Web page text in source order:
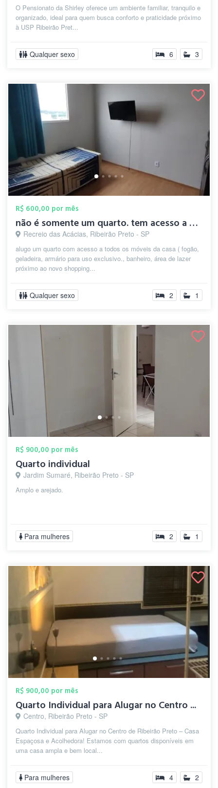
O Pensionato da Shirley oferece um ambiente familiar, tranquilo e
organizado, ideal para quem busca conforto e praticidade próximo
à USP Ribeirão Pret...
Qualquer sexo 6 3
R$ 600,00 por mês
não é somente um quarto. tem acesso a ar...
Recreio das Acácias, Ribeirão Preto - SP
alugo um quarto com acesso a todos os móveis da casa ( fogão,
geladeira, armário para uso exclusivo., banheiro, área de lazer
próximo ao novo shopping...
Qualquer sexo 2 1
R$ 900,00 por mês
Quarto individual
Jardim Sumaré, Ribeirão Preto - SP
Amplo e arejado.
Para mulheres 2 1
R$ 900,00 por mês
Quarto Individual para Alugar no Centro ...
Centro, Ribeirão Preto - SP
Quarto Individual para Alugar no Centro de Ribeirão Preto – Casa
Espaçosa e Acolhedora! Estamos com quartos disponíveis em
uma casa ampla e bem local...
Para mulheres 4 2